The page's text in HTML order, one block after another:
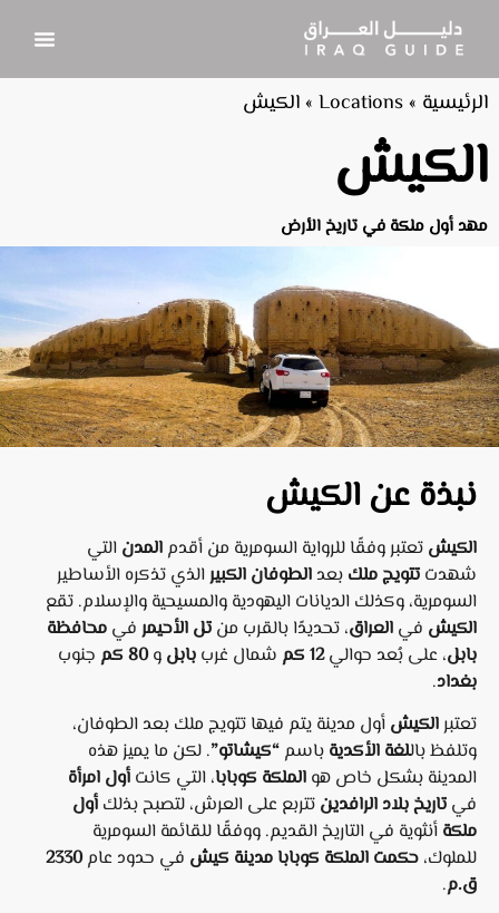
الرئيسية »
Locations
»الكيش
الكيش
مهد أول ملكة في تاريخ الأرض
نبذة عن الكيش
الكيش تعتبر وفقًا للرواية السومرية من أقدم المدن التي
شهدت تتويج ملك بعدالطوفان الكبيرالذي تذكره الأساطير
السومرية، وكذلك الديانات اليهودية والمسيحية والإسلام. تقع
الكيش في العراق، تحديدًا بالقرب من تل الأحيمر في محافظة
بابل، على بُعد حوالي12 كم شمال غرب بابل و80 كم
جنوب
بغداد.
تعتبرالكيش أول مدينة يتم فيها تتويج ملك بعد الطوفان،
وتلفظ باللغة الأكدية باسم “كيشاتو”. لكن ما يميز هذه
المدينة بشكل خاص هو الملكة كوبابا، التي كانت أول امرأة
في تاريخ بلاد الرافدين تتربع على العرش، لتصبح بذلك أول
ملكة أنثوية في التاريخ القديم. ووفقًا للقائمة السومرية
للملوك، حكمت الملكة كوبابا مدينة كيش في حدود عام2330
ق.م.